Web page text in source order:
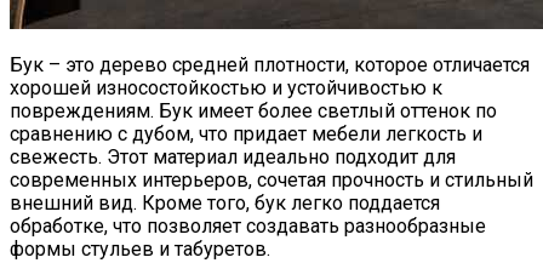
Бук – это дерево средней плотности, которое отличается
хорошей износостойкостью и устойчивостью к
повреждениям. Бук имеет более светлый оттенок по
сравнению с дубом, что придает мебели легкость и
свежесть. Этот материал идеально подходит для
современных интерьеров, сочетая прочность и стильный
внешний вид. Кроме того, бук легко поддается
обработке, что позволяет создавать разнообразные
формы стульев и табуретов.